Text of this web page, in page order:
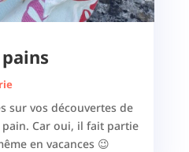
pains
sur vos découvertes de
Car oui, il fait partie
en vacances 😉